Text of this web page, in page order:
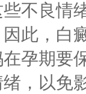
不良情
此，白
孕期要
，以免